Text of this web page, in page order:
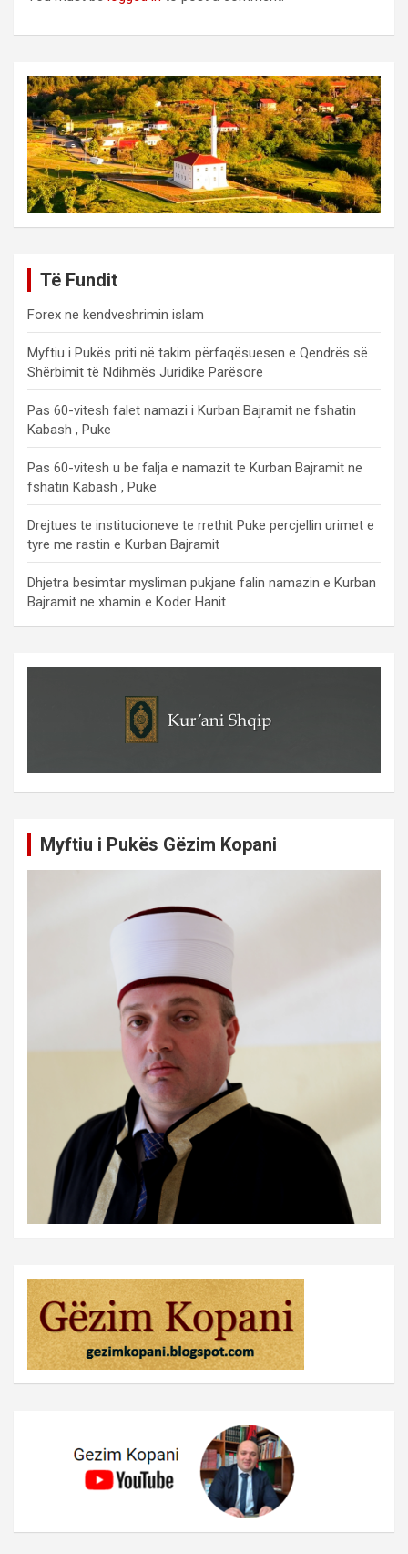
Të Fundit
Forex ne kendveshrimin islam
Myftiu i Pukës priti në takim përfaqësuesen e Qendrës së
Shërbimit të Ndihmës Juridike Parësore
Pas 60-vitesh falet namazi i Kurban Bajramit ne fshatin
Kabash , Puke
Pas 60-vitesh u be falja e namazit te Kurban Bajramit ne
fshatin Kabash , Puke
Drejtues te institucioneve te rrethit Puke percjellin urimet e
tyre me rastin e Kurban Bajramit
Dhjetra besimtar mysliman pukjane falin namazin e Kurban
Bajramit ne xhamin e Koder Hanit
Myftiu i Pukës Gëzim Kopani